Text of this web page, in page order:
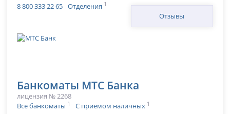
8 800 333 22 65 Отделения 1
Отзывы
Банкоматы МТС Банка
лицензия № 2268
Все банкоматы 1 С приемом наличных 1